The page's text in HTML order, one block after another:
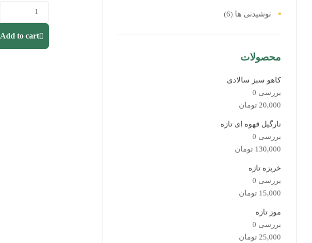
Add to cart
نوشیدنی ها (6)
محصولات
کاهو سبز سالادی
بررسی 0
20,000 تومان
نارگیل قهوه ای تازه
بررسی 0
130,000 تومان
خربزه تازه
بررسی 0
15,000 تومان
موز تازه
بررسی 0
25,000 تومان